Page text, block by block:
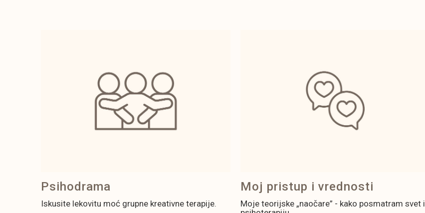
Psihodrama
Iskusite lekovitu moć grupne kreativne terapije.
Moj pristup i vrednosti
Moje teorijske „naočare” - kako posmatram svet i